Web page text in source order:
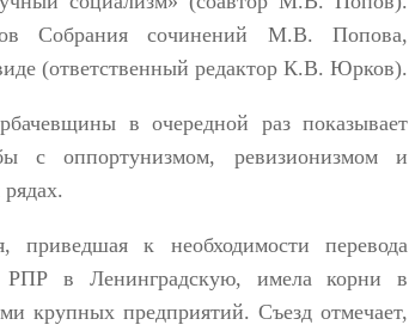
Собрания сочинений М.В. Попова,
(ответственный редактор К.В. Юрков).
в очередной раз показывает
с оппортунизмом, ревизионизмом и
приведшая к необходимости перевода
РПР в Ленинградскую, имела корни в
крупных предприятий. Съезд отмечает,